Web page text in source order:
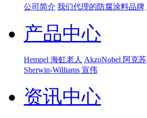
公司简介 我们代理的防腐涂料品牌
产品中心
Hempel 海虹老人 AkzoNobel 阿克苏
Sherwin-Williams 宣伟
资讯中心